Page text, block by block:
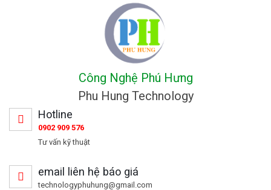
Công Nghệ Phú Hưng
Phu Hung Technology
Hotline
0902 909 576
Tư vấn kỹ thuật
email liên hệ báo giá
technologyphuhung@gmail.com